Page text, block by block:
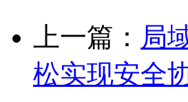
上一篇： 局
松实现安全